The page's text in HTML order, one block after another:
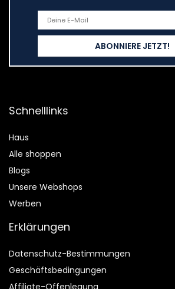
Schnelllinks
Haus
Alle shoppen
Blogs
Unsere Webshops
Werben
Erklärungen
Datenschutz-Bestimmungen
Geschäftsbedingungen